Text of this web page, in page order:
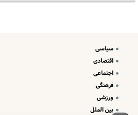
سیاسی
اقتصادی
اجتماعی
فرهنگی
ورزشی
بین الملل